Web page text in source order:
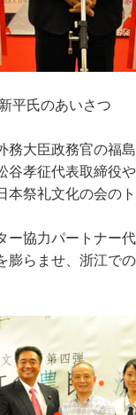
平氏のあいさつ
務大臣政務官の福
谷孝征代表取締役
祭礼文化の会の
ー協力パートナー
膨らませ、浙江で